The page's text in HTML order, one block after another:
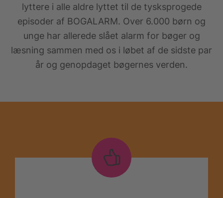
lyttere i alle aldre lyttet til de tysksprogede
episoder af BOGALARM. Over 6.000 børn og
unge har allerede slået alarm for bøger og
læsning sammen med os i løbet af de sidste par
år og genopdaget bøgernes verden.